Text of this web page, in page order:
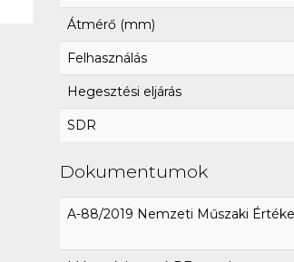
Átmérő (mm)
Felhasználás
Hegesztési eljárás
SDR
Dokumentumok
A-88/2019 Nemzeti Műszaki